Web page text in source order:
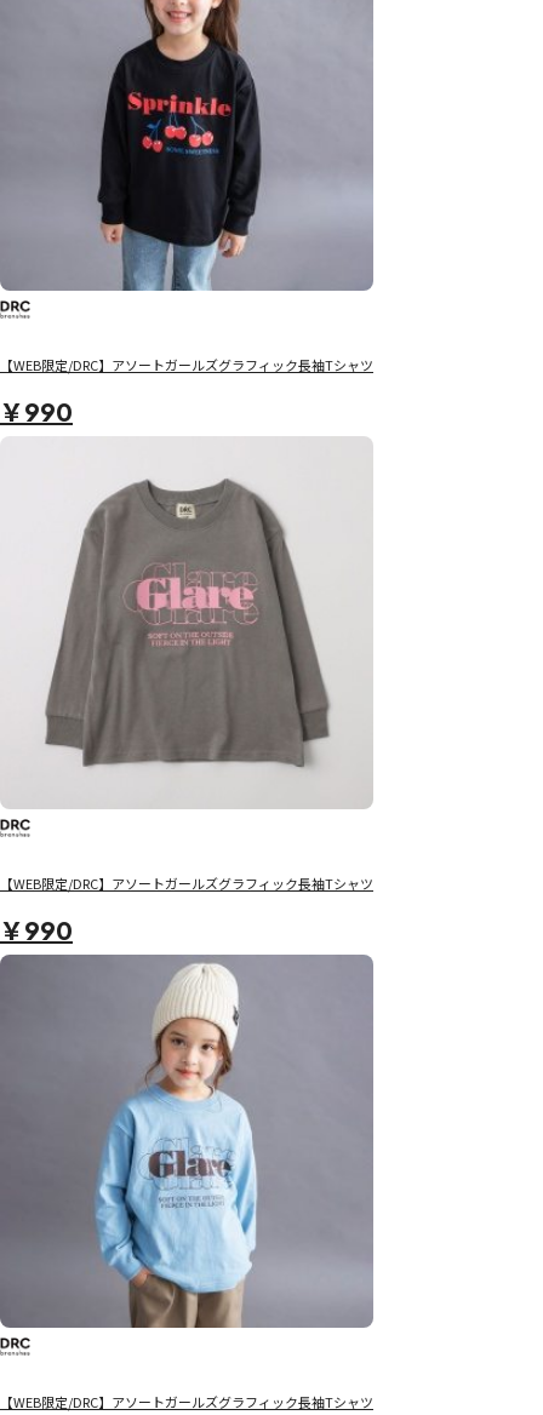
【WEB限定/DRC】アソートガールズグラフィック長袖Tシャツ
￥990
【WEB限定/DRC】アソートガールズグラフィック長袖Tシャツ
￥990
【WEB限定/DRC】アソートガールズグラフィック長袖Tシャツ